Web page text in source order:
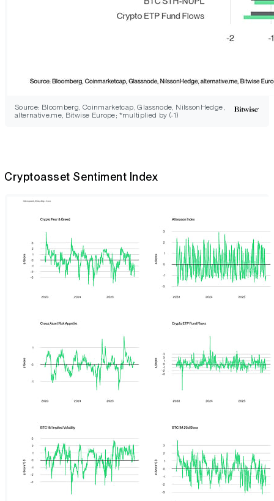
Source: Bloomberg, Coinmarketcap, Glassnode, NilssonHedge,
alternative.me, Bitwise Europe; *multiplied by (-1)
Cryptoasset Sentiment Index